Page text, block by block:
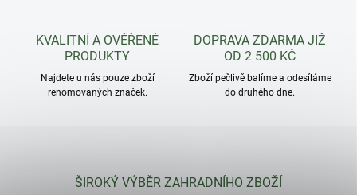
KVALITNÍ A OVĚŘENÉ
PRODUKTY
Najdete u nás pouze zboží
renomovaných značek.
DOPRAVA ZDARMA JIŽ
OD 2 500 KČ
Zboží pečlivě balíme a odesíláme
do druhého dne.
ŠIROKÝ VÝBĚR ZAHRADNÍHO ZBOŽÍ